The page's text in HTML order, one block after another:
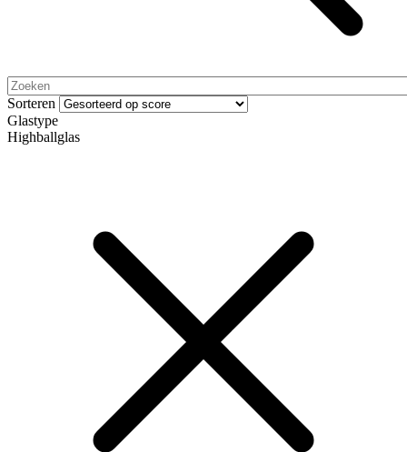
Sorteren
Glastype
Highballglas